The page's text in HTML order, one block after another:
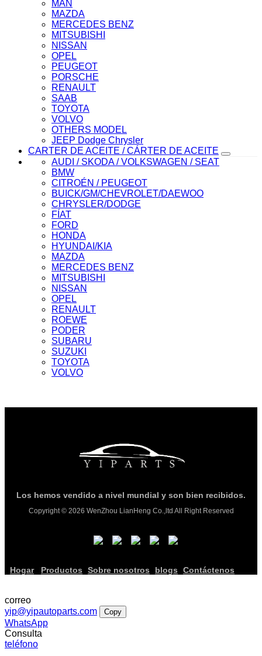
MAN
MAZDA
MERCEDES BENZ
MITSUBISHI
NISSAN
OPEL
PEUGEOT
PORSCHE
RENAULT
SAAB
TOYOTA
VOLVO
OTHERS MODEL
JEEP Dodge Chrysler
CARTER DE ACEITE / CÁRTER DE ACEITE
AUDI / SKODA / VOLKSWAGEN / SEAT
BMW
CITROÉN / PEUGEOT
BUICK/GM/CHEVROLET/DAEWOO
CHRYSLER/DODGE
FÍAT
FORD
HONDA
HYUNDAI/KIA
MAZDA
MERCEDES BENZ
MITSUBISHI
NISSAN
OPEL
RENAULT
ROEWE
PODER
SUBARU
SUZUKI
TOYOTA
VOLVO
Los hemos vendido a nivel mundial y son bien recibidos.
Copyright © 2026 WenZhou LianHeng Co.,ltd All Right Reserved
Hogar Productos Sobre nosotros blogs Contáctenos
correo
yip@yipautoparts.com
Copy
WhatsApp
Consulta
teléfono